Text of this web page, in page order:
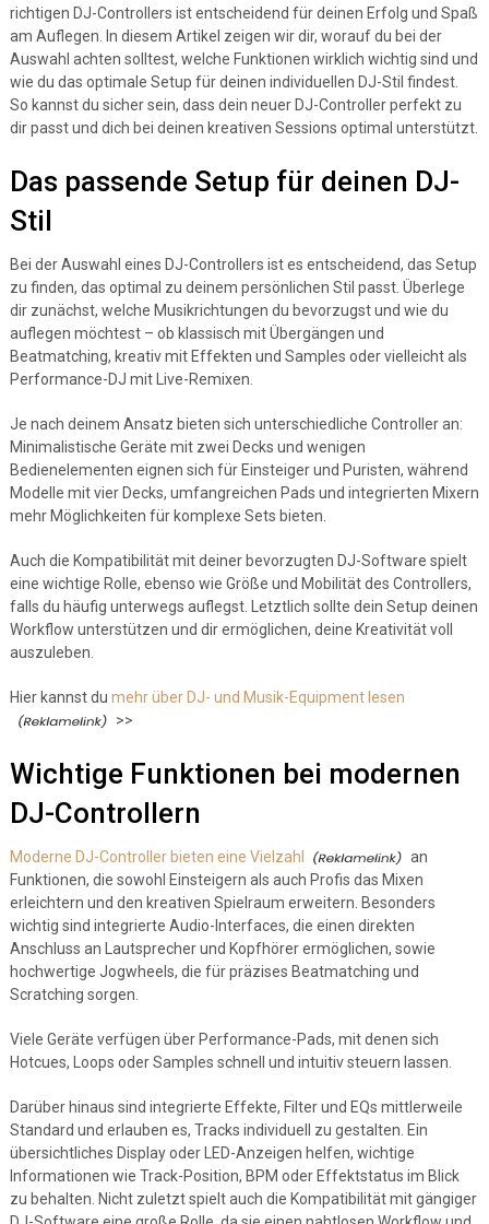
richtigen DJ-Controllers ist entscheidend für deinen Erfolg und Spaß
am Auflegen. In diesem Artikel zeigen wir dir, worauf du bei der
Auswahl achten solltest, welche Funktionen wirklich wichtig sind und
wie du das optimale Setup für deinen individuellen DJ-Stil findest.
So kannst du sicher sein, dass dein neuer DJ-Controller perfekt zu
dir passt und dich bei deinen kreativen Sessions optimal unterstützt.
Das passende Setup für deinen DJ-
Stil
Bei der Auswahl eines DJ-Controllers ist es entscheidend, das Setup
zu finden, das optimal zu deinem persönlichen Stil passt. Überlege
dir zunächst, welche Musikrichtungen du bevorzugst und wie du
auflegen möchtest – ob klassisch mit Übergängen und
Beatmatching, kreativ mit Effekten und Samples oder vielleicht als
Performance-DJ mit Live-Remixen.
Je nach deinem Ansatz bieten sich unterschiedliche Controller an:
Minimalistische Geräte mit zwei Decks und wenigen
Bedienelementen eignen sich für Einsteiger und Puristen, während
Modelle mit vier Decks, umfangreichen Pads und integrierten Mixern
mehr Möglichkeiten für komplexe Sets bieten.
Auch die Kompatibilität mit deiner bevorzugten DJ-Software spielt
eine wichtige Rolle, ebenso wie Größe und Mobilität des Controllers,
falls du häufig unterwegs auflegst. Letztlich sollte dein Setup deinen
Workflow unterstützen und dir ermöglichen, deine Kreativität voll
auszuleben.
Hier kannst du mehr über DJ- und Musik-Equipment lesen
>>
Wichtige Funktionen bei modernen
DJ-Controllern
Moderne DJ-Controller bieten eine Vielzahl
an
Funktionen, die sowohl Einsteigern als auch Profis das Mixen
erleichtern und den kreativen Spielraum erweitern. Besonders
wichtig sind integrierte Audio-Interfaces, die einen direkten
Anschluss an Lautsprecher und Kopfhörer ermöglichen, sowie
hochwertige Jogwheels, die für präzises Beatmatching und
Scratching sorgen.
Viele Geräte verfügen über Performance-Pads, mit denen sich
Hotcues, Loops oder Samples schnell und intuitiv steuern lassen.
Darüber hinaus sind integrierte Effekte, Filter und EQs mittlerweile
Standard und erlauben es, Tracks individuell zu gestalten. Ein
übersichtliches Display oder LED-Anzeigen helfen, wichtige
Informationen wie Track-Position, BPM oder Effektstatus im Blick
zu behalten. Nicht zuletzt spielt auch die Kompatibilität mit gängiger